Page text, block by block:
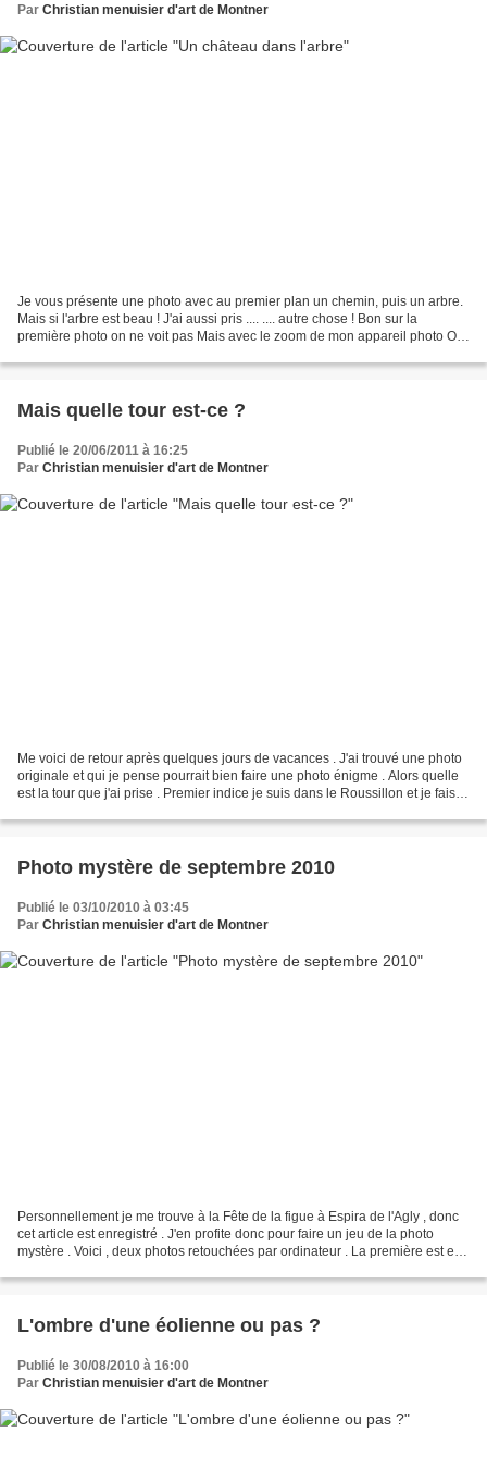
Par Christian menuisier d'art de Montner
Je vous présente une photo avec au premier plan un chemin, puis un arbre.
Mais si l'arbre est beau ! J'ai aussi pris .... .... autre chose ! Bon sur la
première photo on ne voit pas Mais avec le zoom de mon appareil photo On
Mais quelle tour est-ce ?
Publié le 20/06/2011 à 16:25
Par Christian menuisier d'art de Montner
Me voici de retour après quelques jours de vacances . J'ai trouvé une photo
originale et qui je pense pourrait bien faire une photo énigme . Alors quelle
est la tour que j'ai prise . Premier indice je suis dans le Roussillon et je fais
Photo mystère de septembre 2010
Publié le 03/10/2010 à 03:45
Par Christian menuisier d'art de Montner
Personnellement je me trouve à la Fête de la figue à Espira de l'Agly , donc
cet article est enregistré . J'en profite donc pour faire un jeu de la photo
mystère . Voici , deux photos retouchées par ordinateur . La première est en
L'ombre d'une éolienne ou pas ?
Publié le 30/08/2010 à 16:00
Par Christian menuisier d'art de Montner